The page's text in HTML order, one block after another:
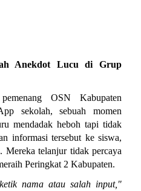
Anekdot Lucu di Grup
OSN Kabupaten
sekolah, sebuah momen
mendadak heboh tapi tidak
informasi tersebut ke siswa,
Mereka telanjur tidak percaya
Peringkat 2 Kabupaten.
nama atau salah input,"